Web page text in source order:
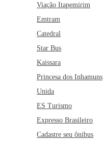
Viação Itapemirim
Emtram
Catedral
Star Bus
Kaissara
Princesa dos Inhamuns
Unida
ES Turismo
Expresso Brasileiro
Cadastre seu ônibus